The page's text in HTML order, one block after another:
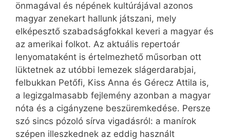
önmagával és népének kultúrájával azonos
magyar zenekart hallunk játszani, mely
elképesztő szabadságfokkal keveri a magyar és
az amerikai folkot. Az aktuális repertoár
lenyomataként is értelmezhető műsorban ott
lüktetnek az utóbbi lemezek slágerdarabjai,
felbukkan Petőfi, Kiss Anna és Gérecz Attila is,
a legizgalmasabb fejlemény azonban a magyar
nóta és a cigányzene beszüremkedése. Persze
szó sincs pózoló sírva vigadásról: a manírok
szépen illeszkednek az eddig használt